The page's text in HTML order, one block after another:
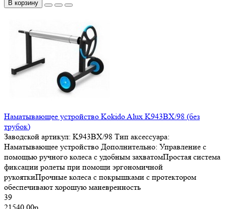
В корзину
Наматывающее устройство Kokido Alux K943BX/98 (без
трубок)
Заводской артикул: K943BX/98 Тип аксессуара:
Наматывающее устройство Дополнительно: Управление с
помощью ручного колеса с удобным захватомПростая система
фиксации ролеты при помощи эргономичной
рукояткиПрочные колеса с покрышками с протектором
обеспечивают хорошую маневренность
39
21540.00р.